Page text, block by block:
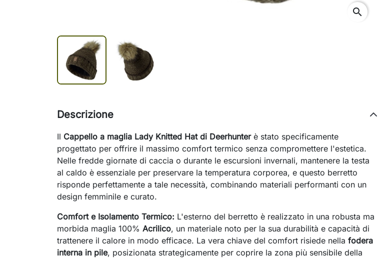
search
Descrizione
Il Cappello a maglia Lady Knitted Hat di Deerhunterè stato specificamente
progettato per offrire il massimo comfort termico senza compromettere l'estetica.
Nelle fredde giornate di caccia o durante le escursioni invernali, mantenere la testa
al caldo è essenziale per preservare la temperatura corporea, e questo berretto
risponde perfettamente a tale necessità, combinando materiali performanti con un
design femminile e curato.
Comfort e Isolamento Termico: L'esterno del berretto è realizzato in una robusta ma
morbida maglia 100% Acrilico, un materiale noto per la sua durabilità e capacità di
trattenere il calore in modo efficace. La vera chiave del comfort risiede nella fodera
interna in pile, posizionata strategicamente per coprire la zona più sensibile della